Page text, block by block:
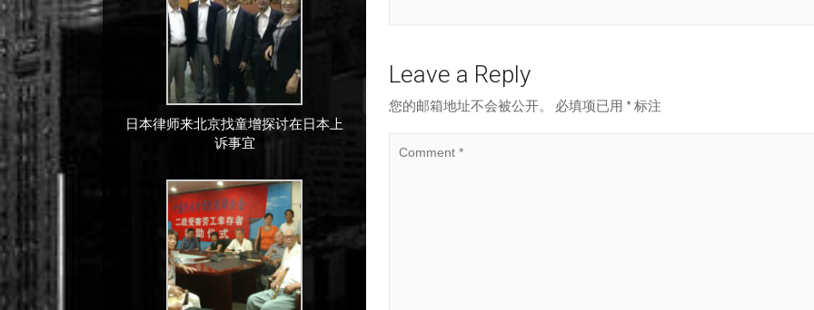
日本律师来北京找童增探讨在日本上
诉事宜
Leave a Reply
您的邮箱地址不会被公开。 必填项已用 *标注